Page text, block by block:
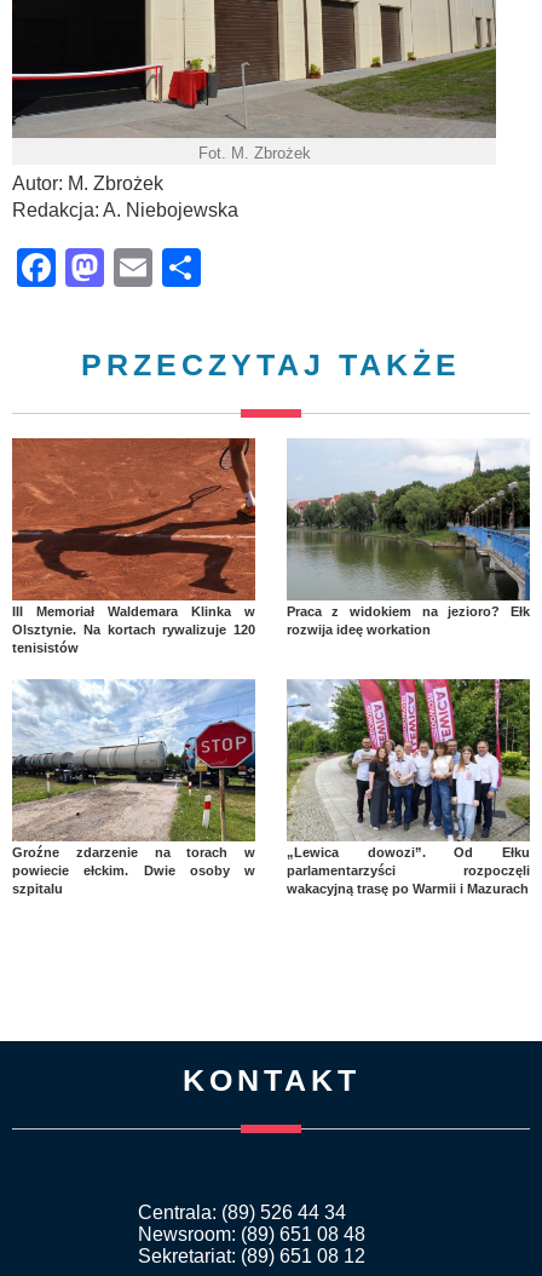
Fot. M. Zbrożek
Autor: M. Zbrożek
Redakcja: A. Niebojewska
Facebook
Mastodon
Email
PRZECZYTAJ TAKŻE
III Memoriał Waldemara Klinka w
Olsztynie. Na kortach rywalizuje 120
tenisistów
Praca z widokiem na jezioro? Ełk
rozwija ideę workation
Groźne zdarzenie na torach w
powiecie ełckim. Dwie osoby w
szpitalu
„Lewica dowozi”. Od Ełku
parlamentarzyści rozpoczęli
wakacyjną trasę po Warmii i Mazurach
KONTAKT
Centrala: (89) 526 44 34
Newsroom: (89) 651 08 48
Sekretariat: (89) 651 08 12